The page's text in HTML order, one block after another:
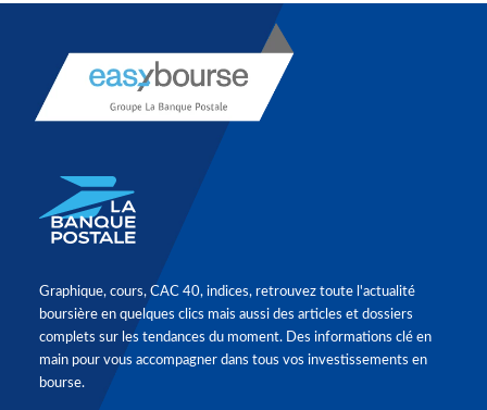
Graphique, cours, CAC 40, indices, retrouvez toute l'actualité
boursière en quelques clics mais aussi des articles et dossiers
complets sur les tendances du moment. Des informations clé en
main pour vous accompagner dans tous vos investissements en
bourse.